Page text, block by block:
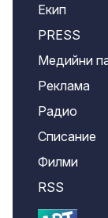
Екип
PRESS
Медийни
Реклама
Радио
Списание
Филми
RSS